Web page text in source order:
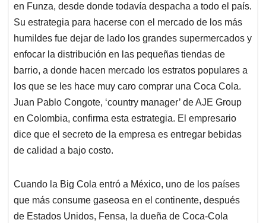
en Funza, desde donde todavía despacha a todo el país.
Su estrategia para hacerse con el mercado de los más
humildes fue dejar de lado los grandes supermercados y
enfocar la distribución en las pequeñas tiendas de
barrio, a donde hacen mercado los estratos populares a
los que se les hace muy caro comprar una Coca Cola.
Juan Pablo Congote, ‘country manager’ de AJE Group
en Colombia, confirma esta estrategia. El empresario
dice que el secreto de la empresa es entregar bebidas
de calidad a bajo costo.
Cuando la Big Cola entró a México, uno de los países
que más consume gaseosa en el continente, después
de Estados Unidos, Fensa, la dueña de Coca-Cola